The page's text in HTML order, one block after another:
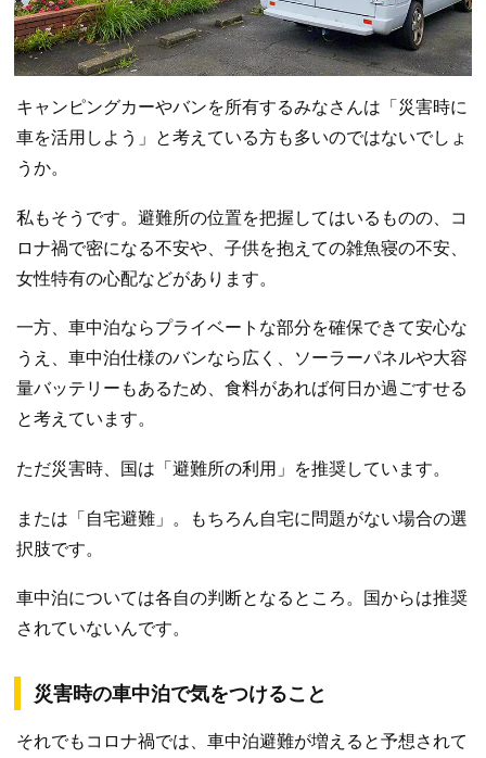
キャンピングカーやバンを所有するみなさんは「災害時に
車を活用しよう」と考えている方も多いのではないでしょ
うか。
私もそうです。避難所の位置を把握してはいるものの、コ
ロナ禍で密になる不安や、子供を抱えての雑魚寝の不安、
女性特有の心配などがあります。
一方、車中泊ならプライベートな部分を確保できて安心な
うえ、車中泊仕様のバンなら広く、ソーラーパネルや大容
量バッテリーもあるため、食料があれば何日か過ごすせる
と考えています。
ただ災害時、国は「避難所の利用」を推奨しています。
または「自宅避難」。もちろん自宅に問題がない場合の選
択肢です。
車中泊については各自の判断となるところ。国からは推奨
されていないんです。
災害時の車中泊で気をつけること
それでもコロナ禍では、車中泊避難が増えると予想されて